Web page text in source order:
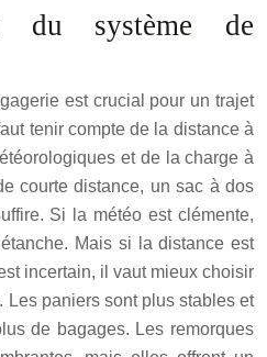
système de
est crucial pour un trajet
tenir compte de la distance à
et de la charge à
courte distance, un sac à dos
Si la météo est clémente,
Mais si la distance est
incertain, il vaut mieux choisir
Les paniers sont plus stables et
de bagages. Les remorques